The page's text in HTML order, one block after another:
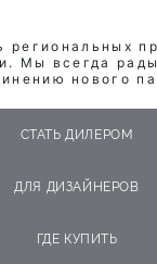
региональных
Мы всегда
нового
СТАТЬ ДИЛЕРОМ
ДЛЯ ДИЗАЙНЕРОВ
ГДЕ КУПИТЬ